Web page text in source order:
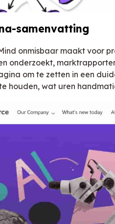
samenvatting
onmisbaar maakt voor
onderzoekt,
om te zetten in een
houden, wat uren